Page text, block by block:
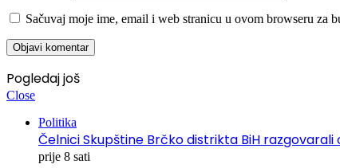
Sačuvaj moje ime, email i web stranicu u ovom browseru za
Pogledaj još
Close
Politika
Čelnici Skupštine Brčko distrikta BiH
prije 8 sati